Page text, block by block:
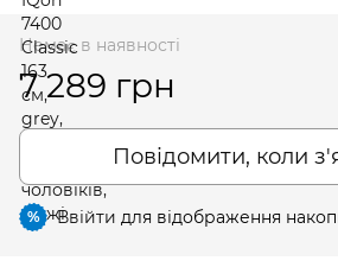
Немає в наявності
7 289 грн
Повідомити, коли
% Ввійти для відображення